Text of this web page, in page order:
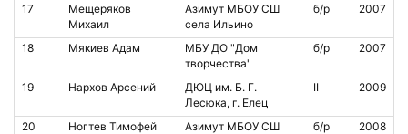
17
Мещеряков
Михаил
Азимут МБОУ СШ
села Ильино
б/р 2007
18 Мякиев Адам
МБУ ДО "Дом
творчества"
б/р 2007
19 Нархов Арсений
ДЮЦ им. Б. Г.
Лесюка, г. Елец
II 2009
20 Ногтев Тимофей
Азимут МБОУ СШ
б/р 2008